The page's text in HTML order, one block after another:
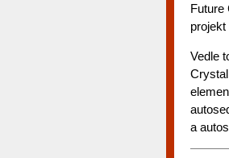
Future
Vedle
a